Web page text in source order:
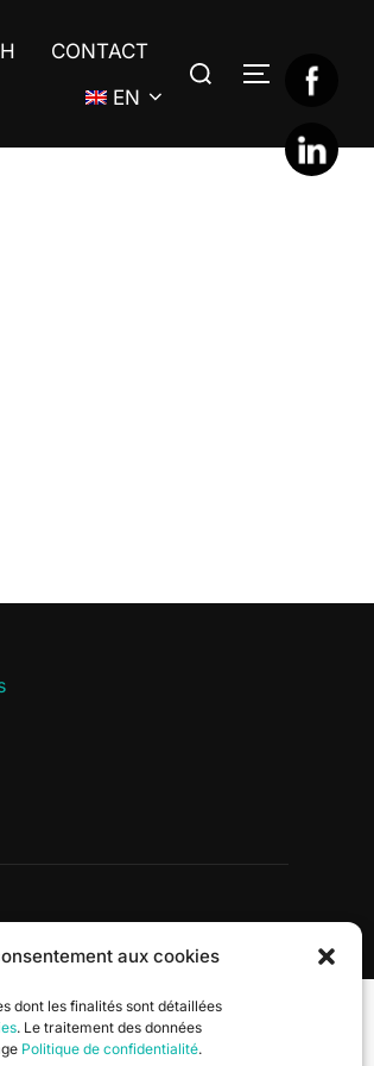
aux cookies
dont les finalités sont détaillées
. Le traitement des données
Politique de confidentialité.
CONTACT
EN
Search
TOGGLE